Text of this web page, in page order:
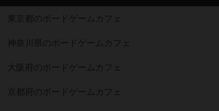
東京都のボードゲームカフェ
神奈川県のボードゲームカフェ
大阪府のボードゲームカフェ
京都府のボードゲームカフェ